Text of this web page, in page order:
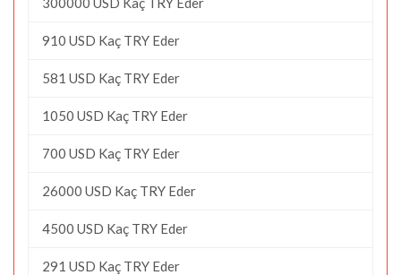
910 USD Kaç TRY Eder
581 USD Kaç TRY Eder
1050 USD Kaç TRY Eder
700 USD Kaç TRY Eder
26000 USD Kaç TRY Eder
4500 USD Kaç TRY Eder
291 USD Kaç TRY Eder